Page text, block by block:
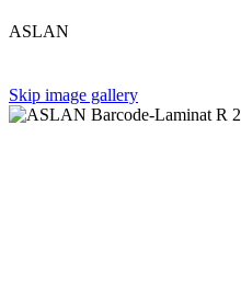
ASLAN
Skip image gallery